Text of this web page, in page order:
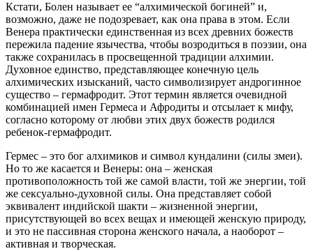
Кстати, Болен называет ее “алхимической богиней” и,
возможно, даже не подозревает, как она права в этом. Если
Венера практически единственная из всех древних божеств
пережила падение язычества, чтобы возродиться в поэзии, она
также сохранилась в просвещенной традиции алхимии.
Духовное единство, представляющее конечную цель
алхимических изысканий, часто символизирует андрогинное
существо – гермафродит. Этот термин является очевидной
комбинацией имен Гермеса и Афродиты и отсылает к мифу,
согласно которому от любви этих двух божеств родился
ребенок-гермафродит.
Гермес – это бог алхимиков и символ кундалини (силы змеи).
Но то же касается и Венеры: она – женская
противоположность той же самой власти, той же энергии, той
же сексуально-духовной силы. Она представляет собой
эквивалент индийской шакти – жизненной энергии,
присутствующей во всех вещах и имеющей женскую природу,
и это не пассивная сторона женского начала, а наоборот –
активная и творческая.